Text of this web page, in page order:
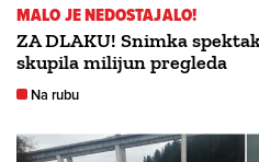
MALO JE NEDOSTAJALO!
ZA DLAKU! Snimka
skupila milijun pregleda
Na rubu